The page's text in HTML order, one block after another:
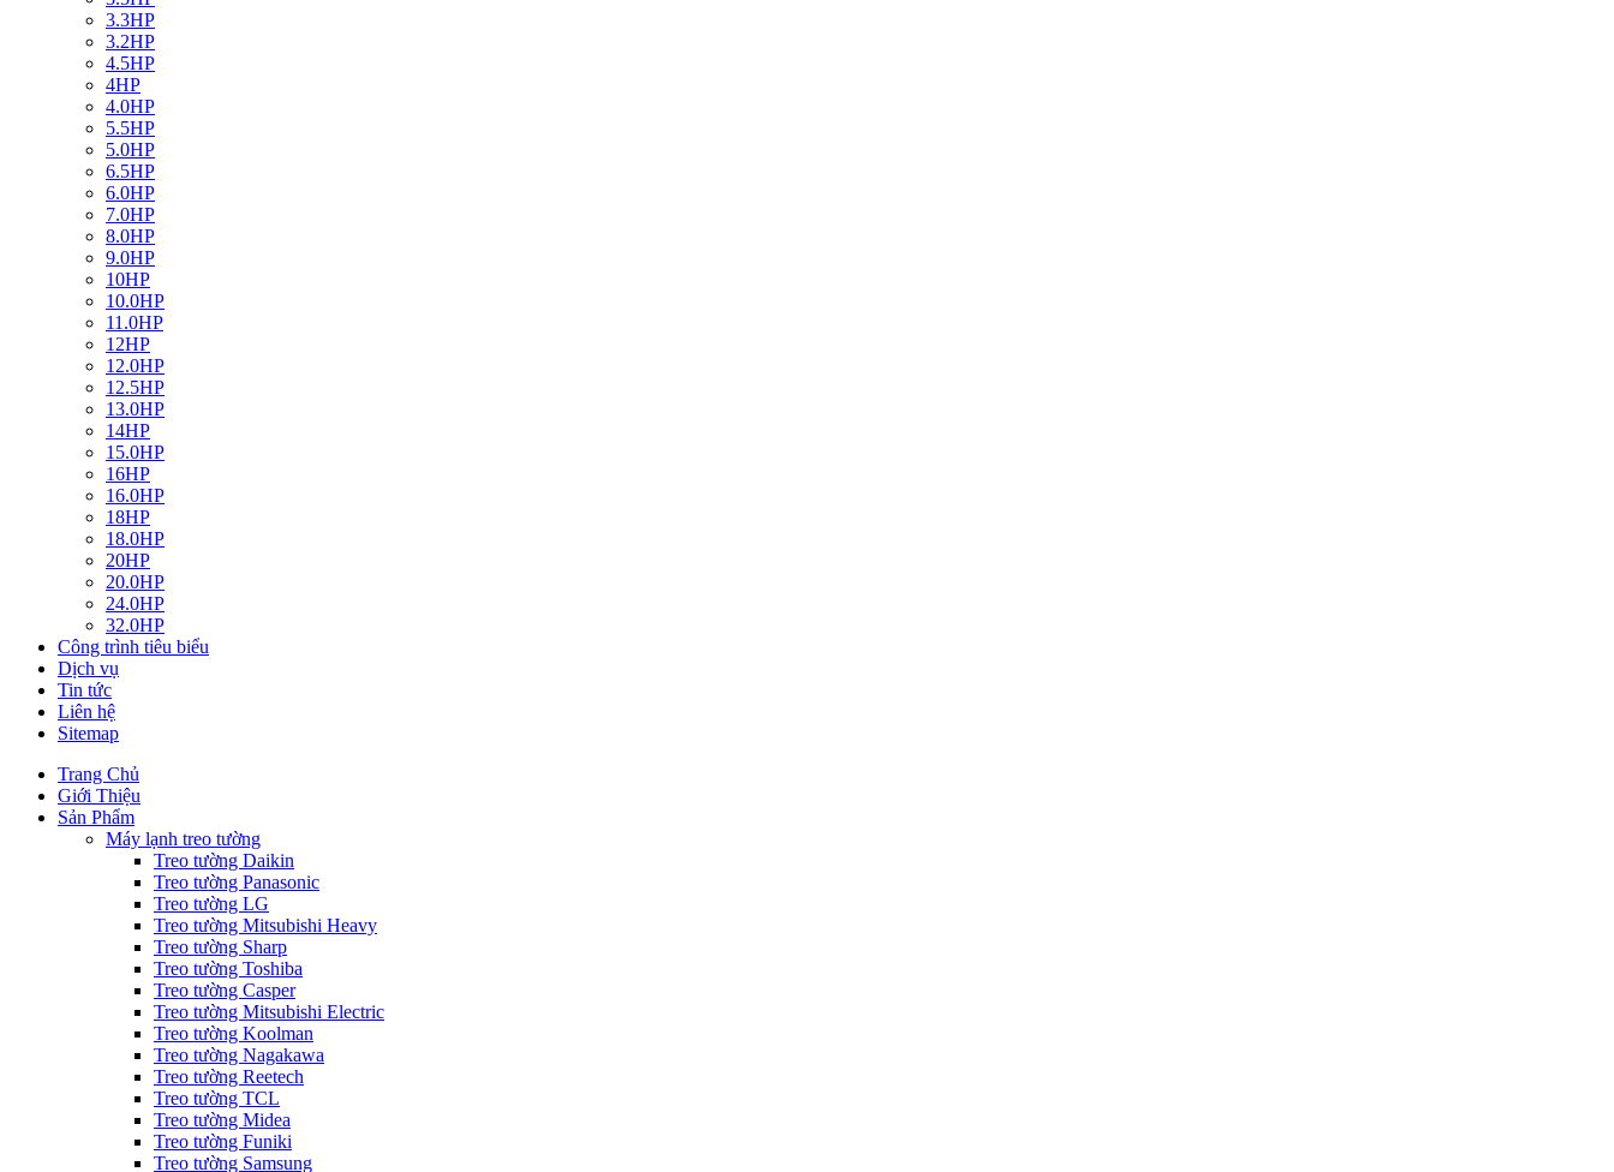
3.3HP
3.2HP
4.5HP
4HP
4.0HP
5.5HP
5.0HP
6.5HP
6.0HP
7.0HP
8.0HP
9.0HP
10HP
10.0HP
11.0HP
12HP
12.0HP
12.5HP
13.0HP
14HP
15.0HP
16HP
16.0HP
18HP
18.0HP
20HP
20.0HP
24.0HP
32.0HP
Công trình tiêu biểu
Dịch vụ
Tin tức
Liên hệ
Sitemap
Trang Chủ
Giới Thiệu
Sản Phẩm
Máy lạnh treo tường
Treo tường Daikin
Treo tường Panasonic
Treo tường LG
Treo tường Mitsubishi Heavy
Treo tường Sharp
Treo tường Toshiba
Treo tường Casper
Treo tường Mitsubishi Electric
Treo tường Koolman
Treo tường Nagakawa
Treo tường Reetech
Treo tường TCL
Treo tường Midea
Treo tường Funiki
Treo tường Samsung